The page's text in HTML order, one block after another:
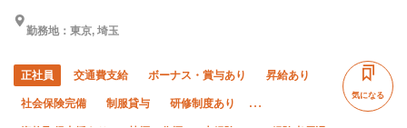
勤務地：東京, 埼玉
正社員 交通費支給 ボーナス・賞与あり 昇給あり
社会保険完備 制服貸与 研修制度あり
気になる